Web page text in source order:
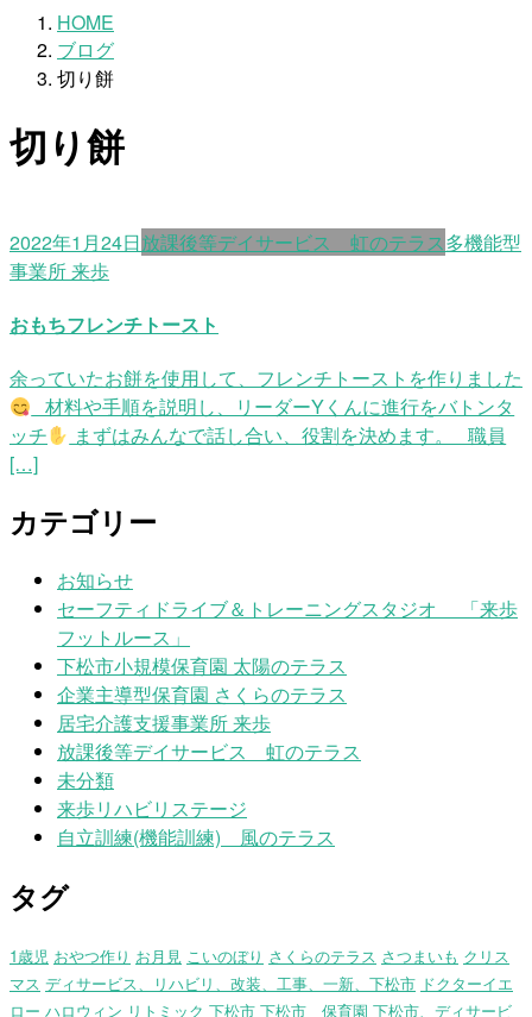
HOME
ブログ
切り餅
切り餅
2022年1月24日放課後等デイサービス 虹のテラス多機能型
事業所 来歩
おもちフレンチトースト
余っていたお餅を使用して、フレンチトーストを作りました
材料や手順を説明し、リーダーYくんに進行をバトンタ
ッチ
まずはみんなで話し合い、役割を決めます。 職員
[…]
カテゴリー
お知らせ
セーフティドライブ＆トレーニングスタジオ 「来歩
フットルース」
下松市小規模保育園 太陽のテラス
企業主導型保育園 さくらのテラス
居宅介護支援事業所 来歩
放課後等デイサービス 虹のテラス
未分類
来歩リハビリステージ
自立訓練(機能訓練) 風のテラス
タグ
1歳児 おやつ作り お月見 こいのぼり さくらのテラス さつまいも クリス
マス ディサービス、リハビリ、改装、工事、一新、下松市 ドクターイエ
ロー ハロウィン リトミック 下松市 下松市 保育園 下松市、ディサービ